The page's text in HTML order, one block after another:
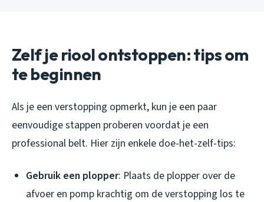
Zelf je riool ontstoppen: tips om
te beginnen
Als je een verstopping opmerkt, kun je een paar
eenvoudige stappen proberen voordat je een
professional belt. Hier zijn enkele doe-het-zelf-tips:
Gebruik een plopper: Plaats de plopper over de
afvoer en pomp krachtig om de verstopping los te